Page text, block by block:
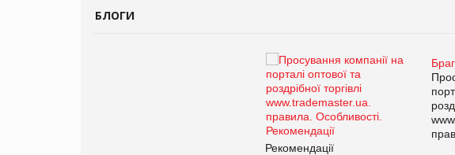
БЛОГИ
Рекомендації